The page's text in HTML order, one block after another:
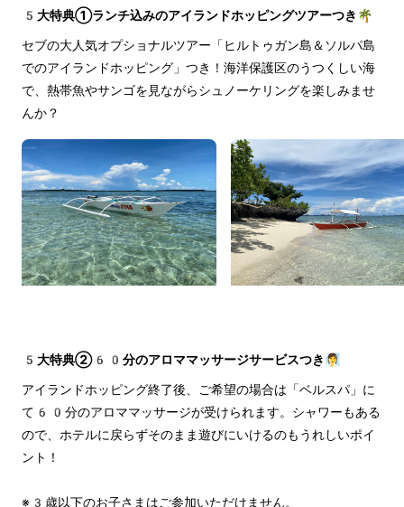
5大特典①ランチ込みのアイランドホッピングツアーつき🌴
セブの大人気オプショナルツアー「ヒルトゥガン島＆ソルパ島
でのアイランドホッピング」つき！海洋保護区のうつくしい海
で、熱帯魚やサンゴを見ながらシュノーケリングを楽しみませ
んか？
5大特典②60分のアロママッサージサービスつき🧖‍♀️
アイランドホッピング終了後、ご希望の場合は「ベルスパ」に
て60分のアロママッサージが受けられます。シャワーもある
ので、ホテルに戻らずそのまま遊びにいけるのもうれしいポイ
ント！
※3歳以下のお子さまはご参加いただけません。